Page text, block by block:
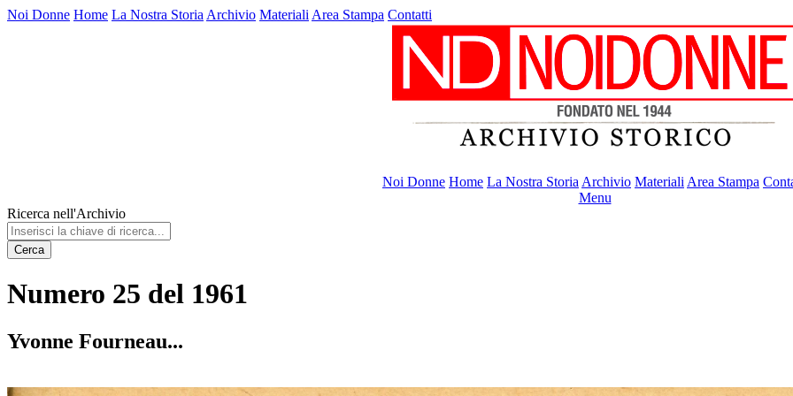
Noi Donne Home La Nostra Storia Archivio Materiali Area Stampa Contatti
Noi Donne Home La Nostra Storia Archivio Materiali Area Stampa
Menu
Ricerca nell'Archivio
Cerca
Numero 25 del 1961
Yvonne Fourneau...